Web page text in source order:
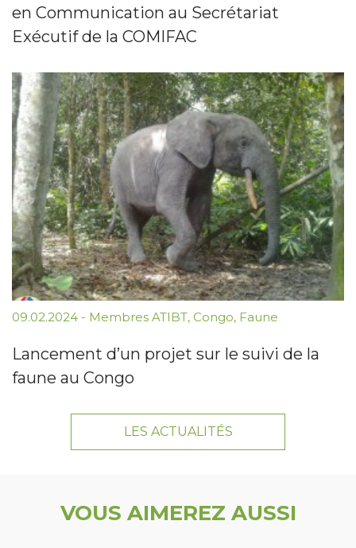
en Communication au Secrétariat
Exécutif de la COMIFAC
09.02.2024 - Membres ATIBT, Congo, Faune
Lancement d’un projet sur le suivi de la
faune au Congo
LES ACTUALITÉS
VOUS AIMEREZ AUSSI